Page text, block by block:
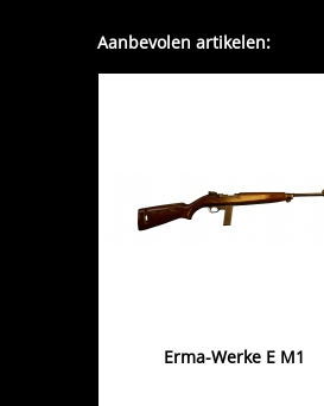
Aanbevolen artikelen:
Erma-Werke E M1